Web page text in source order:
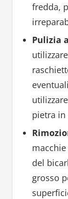
fredda,
Pulizia
pietra in
del
grosso